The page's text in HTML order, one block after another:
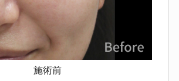
位周囲の重さ・だるさ
表情の変化
（眉・瞼の位置変化など）
術時の咬みにくさ
口角下制の影響
による笑いづらさ
まれに全身症状
（倦怠・頭痛・発熱 等）
施術前